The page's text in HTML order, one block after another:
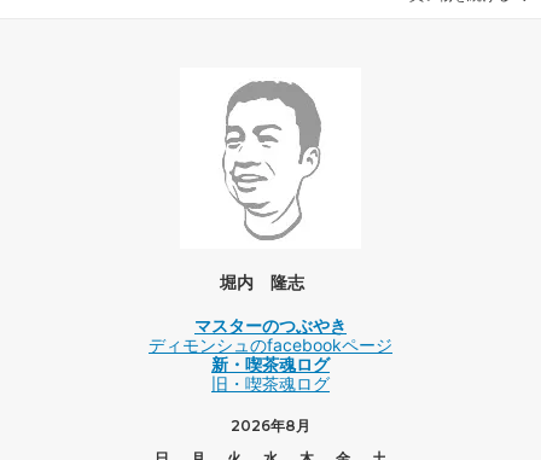
堀内 隆志
マスターのつぶやき
ディモンシュのfacebookページ
新・喫茶魂ログ
旧・喫茶魂ログ
2026年8月